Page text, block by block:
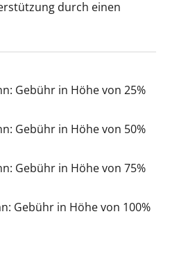
durch einen
Gebühr in Höhe von 25%
Gebühr in Höhe von 50%
Gebühr in Höhe von 75%
Gebühr in Höhe von 100%